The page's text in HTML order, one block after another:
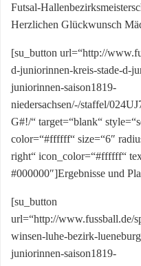
Futsal-
Herzlichen Glückwunsch
[su_button url=“http://
d-juniorinnen-kreis-stade-d-
juniorinnen-saison1819-
niedersachsen/-/staffel/
G#!/“ target=“blank“
color=“#ffffff“ size=“6″
right“ icon_color=“#ffffff“
#000000″]Ergebnisse und
[su_button
url=“http://www.fussball.de/
winsen-luhe-bezirk-
juniorinnen-saison1819-